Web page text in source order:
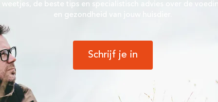
weetjes, de beste tips en specialistisch advies over de
en gezondheid van jouw huisdier.
Schrijf je in